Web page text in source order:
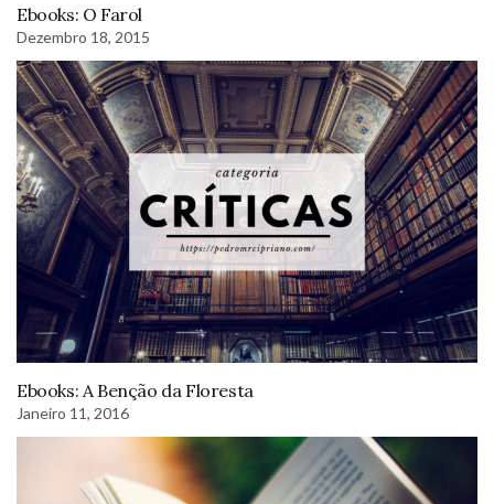
Ebooks: O Farol
Dezembro 18, 2015
Ebooks: A Benção da Floresta
Janeiro 11, 2016